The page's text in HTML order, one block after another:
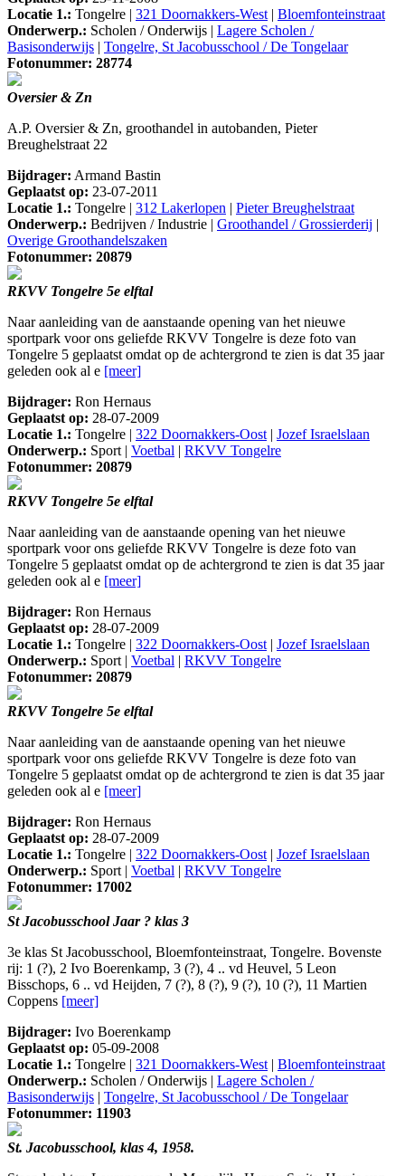
Locatie 1.: Tongelre | 321 Doornakkers-West | Bloemfonteinstraat
Onderwerp.: Scholen / Onderwijs | Lagere Scholen /
Basisonderwijs | Tongelre, St Jacobusschool / De Tongelaar
Fotonummer: 28774
Oversier & Zn
A.P. Oversier & Zn, groothandel in autobanden, Pieter
Breughelstraat 22
Bijdrager: Armand Bastin
Geplaatst op: 23-07-2011
Locatie 1.: Tongelre | 312 Lakerlopen | Pieter Breughelstraat
Onderwerp.: Bedrijven / Industrie | Groothandel / Grossierderij |
Overige Groothandelszaken
Fotonummer: 20879
RKVV Tongelre 5e elftal
Naar aanleiding van de aanstaande opening van het nieuwe
sportpark voor ons geliefde RKVV Tongelre is deze foto van
Tongelre 5 geplaatst omdat op de achtergrond te zien is dat 35 jaar
geleden ook al e [meer]
Bijdrager: Ron Hernaus
Geplaatst op: 28-07-2009
Locatie 1.: Tongelre | 322 Doornakkers-Oost | Jozef Israelslaan
Onderwerp.: Sport | Voetbal | RKVV Tongelre
Fotonummer: 20879
RKVV Tongelre 5e elftal
Naar aanleiding van de aanstaande opening van het nieuwe
sportpark voor ons geliefde RKVV Tongelre is deze foto van
Tongelre 5 geplaatst omdat op de achtergrond te zien is dat 35 jaar
geleden ook al e [meer]
Bijdrager: Ron Hernaus
Geplaatst op: 28-07-2009
Locatie 1.: Tongelre | 322 Doornakkers-Oost | Jozef Israelslaan
Onderwerp.: Sport | Voetbal | RKVV Tongelre
Fotonummer: 20879
RKVV Tongelre 5e elftal
Naar aanleiding van de aanstaande opening van het nieuwe
sportpark voor ons geliefde RKVV Tongelre is deze foto van
Tongelre 5 geplaatst omdat op de achtergrond te zien is dat 35 jaar
geleden ook al e [meer]
Bijdrager: Ron Hernaus
Geplaatst op: 28-07-2009
Locatie 1.: Tongelre | 322 Doornakkers-Oost | Jozef Israelslaan
Onderwerp.: Sport | Voetbal | RKVV Tongelre
Fotonummer: 17002
St Jacobusschool Jaar ? klas 3
3e klas St Jacobusschool, Bloemfonteinstraat, Tongelre. Bovenste
rij: 1 (?), 2 Ivo Boerenkamp, 3 (?), 4 .. vd Heuvel, 5 Leon
Bisschops, 6 .. vd Heijden, 7 (?), 8 (?), 9 (?), 10 (?), 11 Martien
Coppens [meer]
Bijdrager: Ivo Boerenkamp
Geplaatst op: 05-09-2008
Locatie 1.: Tongelre | 321 Doornakkers-West | Bloemfonteinstraat
Onderwerp.: Scholen / Onderwijs | Lagere Scholen /
Basisonderwijs | Tongelre, St Jacobusschool / De Tongelaar
Fotonummer: 11903
St. Jacobusschool, klas 4, 1958.